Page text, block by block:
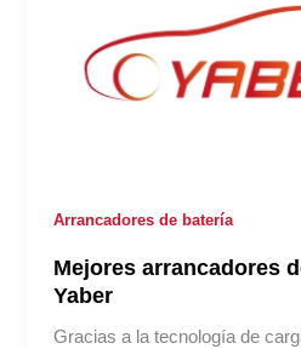
Arrancadores de batería
Mejores arrancadores
Yaber
Gracias a la tecnología de